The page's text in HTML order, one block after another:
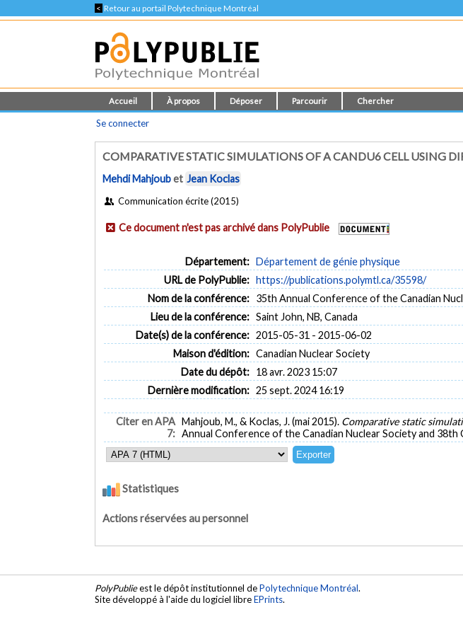
< Retour au portail Polytechnique Montréal
Accueil À propos Déposer Parcourir Chercher
Se connecter
COMPARATIVE STATIC SIMULATIONS OF A CANDU6 CELL USING
Mehdi Mahjoubet Jean Koclas
Communication écrite (2015)
Ce document n'est pas archivé dans PolyPublie
Département: Département de génie physique
URL de PolyPublie: https://publications.polymtl.ca/35598/
Nom de la conférence: 35th Annual Conference of the Canadian
Lieu de la conférence: Saint John, NB, Canada
Date(s) de la conférence: 2015-05-31 - 2015-06-02
Maison d'édition: Canadian Nuclear Society
Date du dépôt: 18 avr. 2023 15:07
Dernière modification: 25 sept. 2024 16:19
Citer en APA
7:
Mahjoub, M., & Koclas, J. (mai 2015). Comparative static
Annual Conference of the Canadian Nuclear Society and 38th
Statistiques
Actions réservées au personnel
PolyPublieest le dépôt institutionnel dePolytechnique Montréal.
Site développé à l'aide du logiciel libreEPrints.